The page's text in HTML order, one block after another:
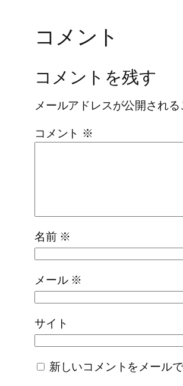
コメント
コメントを残す
メールアドレスが公開される
コメント ※
名前 ※
メール ※
サイト
新しいコメントをメール